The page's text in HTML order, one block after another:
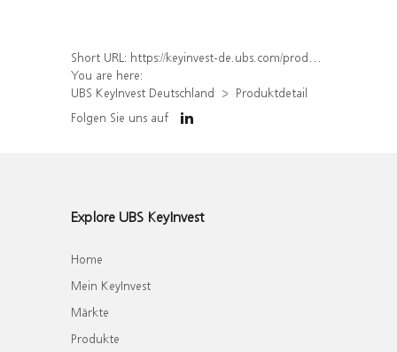
Short URL: https://keyinvest-de.ubs.com/produkt/detail/index/isin/DE000UL9EQ98
You are here:
UBS KeyInvest Deutschland
Produktdetail
Folgen Sie uns auf
Explore UBS KeyInvest
Home
Mein KeyInvest
Märkte
Produkte